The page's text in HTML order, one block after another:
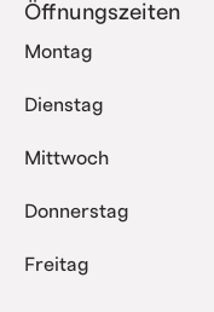
Öffnungszeiten
Montag
Dienstag
Mittwoch
Donnerstag
Freitag